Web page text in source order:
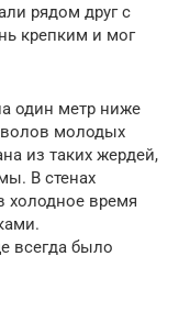
рядом друг с
крепким и мог
один метр ниже
молодых
из таких жердей,
В стенах
холодное время
всегда было